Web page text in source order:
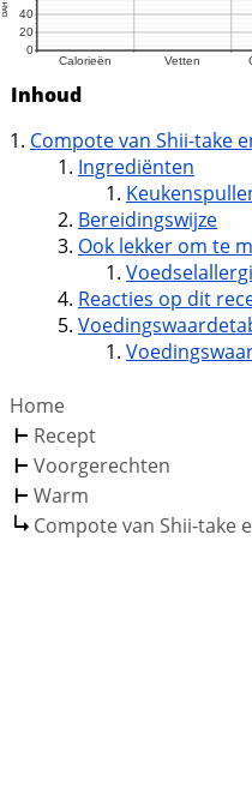
Inhoud
Compote van Shii-take
Ingrediënten
Bereidingswijze
Ook lekker om te
Reacties op dit
Home
Recept
Voorgerechten
Warm
Compote van Shii-take